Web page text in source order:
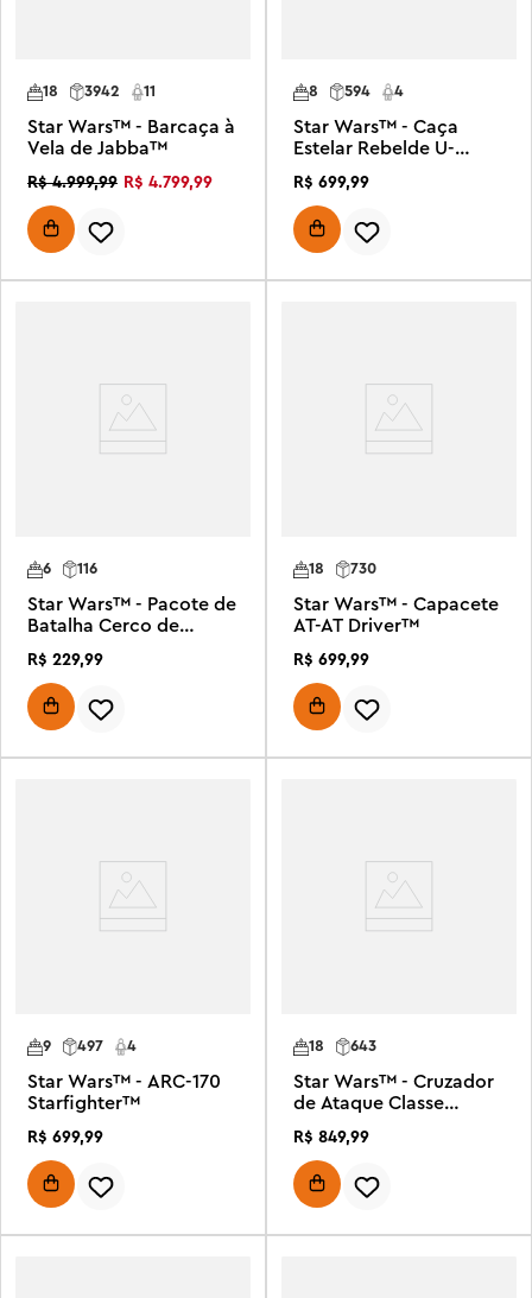
11
3942
18
Star Wars™ - Barcaça à
Vela de Jabba™
R$ 4.999,99 R$ 4.799,99
594 4
8
Star Wars™ - Caça
Estelar Rebelde U-
R$ 699,99
6 116
Star Wars™ - Pacote de
Batalha Cerco de
R$ 229,99
730
18
Star Wars™ - Capacete
AT-AT Driver™
R$ 699,99
4
497
9
Star Wars™ - ARC-170
Starfighter™
R$ 699,99
643
18
Star Wars™ - Cruzador
de Ataque Classe
R$ 849,99